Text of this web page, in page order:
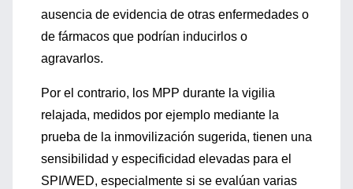
ausencia de evidencia de otras enfermedades o
de fármacos que podrían inducirlos o
agravarlos.
Por el contrario, los MPP durante la vigilia
relajada, medidos por ejemplo mediante la
prueba de la inmovilización sugerida, tienen una
sensibilidad y especificidad elevadas para el
SPI/WED, especialmente si se evalúan varias